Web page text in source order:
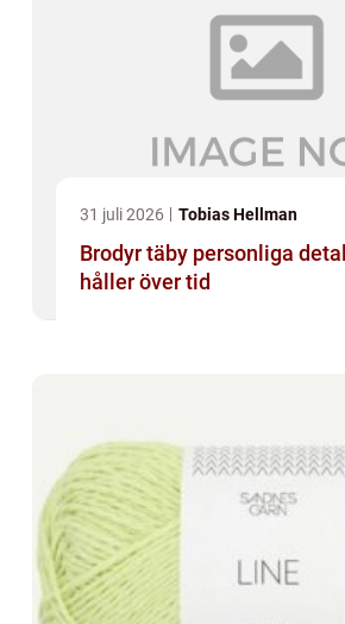
31 juli 2026 Tobias Hellman
Brodyr täby personliga detaljer som
håller över tid